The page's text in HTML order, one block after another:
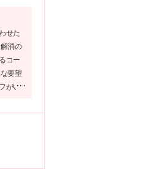
せた
消の
コー
要望
がい